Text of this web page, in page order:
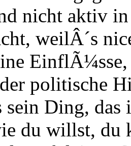
nicht aktiv
weilÂ´s
politische
sein Ding,
du willst, du